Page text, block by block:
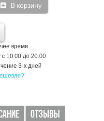
В корзину
время
с 10.00 до 20.00
3-х дней
ОТЗЫВЫ